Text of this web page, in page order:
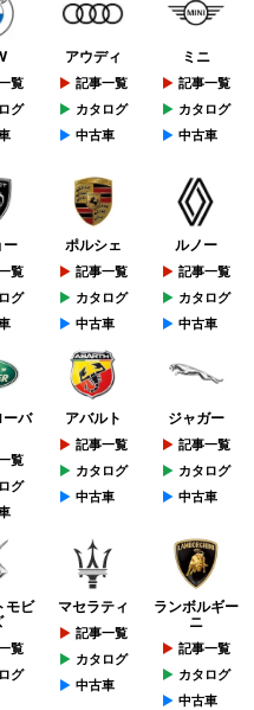
覧
グ
アウディ
記事一覧
カタログ
中古車
ミニ
記事一覧
カタログ
中古車
ー
覧
グ
ポルシェ
記事一覧
カタログ
中古車
ルノー
記事一覧
カタログ
中古車
ーバ
覧
グ
アバルト
記事一覧
カタログ
中古車
ジャガー
記事一覧
カタログ
中古車
モビ
覧
グ
マセラティ
記事一覧
カタログ
中古車
ランボルギー
ニ
記事一覧
カタログ
中古車